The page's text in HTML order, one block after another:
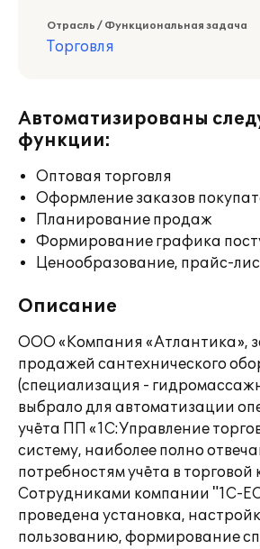
Отрасль / Функциональная задача
Торговля
Автоматизированы
функции:
Оптовая торговля
Оформление заказов
Планирование продаж
Формирование графика
Ценообразование, прайс-
Описание
ООО «Компания «Атлантика»,
продажей сантехнического
(специализация -
выбрало для автоматизации
учёта ПП «1С:Управление
систему, наиболее полно
потребностям учёта в
Сотрудниками компании "1С-
проведена установка,
пользованию, формирование